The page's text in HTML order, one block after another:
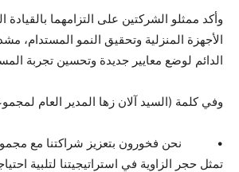
وأكد ممثلو الشركتين على التزامهما بالقيادة
الأجهزة المنزلية وتحقيق النمو المستدام،
الدائم لوضع معايير جديدة وتحسين تجربة
وفي كلمة (السيد آلان زها المدير العام
• نحن فخورون بتعزيز شراكتنا مع
تمثل حجر الزاوية في استراتيجيتنا لتلبية